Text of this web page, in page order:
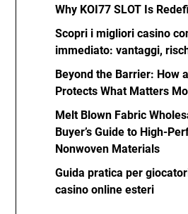
Why KOI77 SLOT Is
Scopri i migliori casino
immediato: vantaggi,
Beyond the Barrier: How
Protects What Matters
Melt Blown Fabric
Buyer’s Guide to High-
Nonwoven Materials
Guida pratica per
casino online esteri